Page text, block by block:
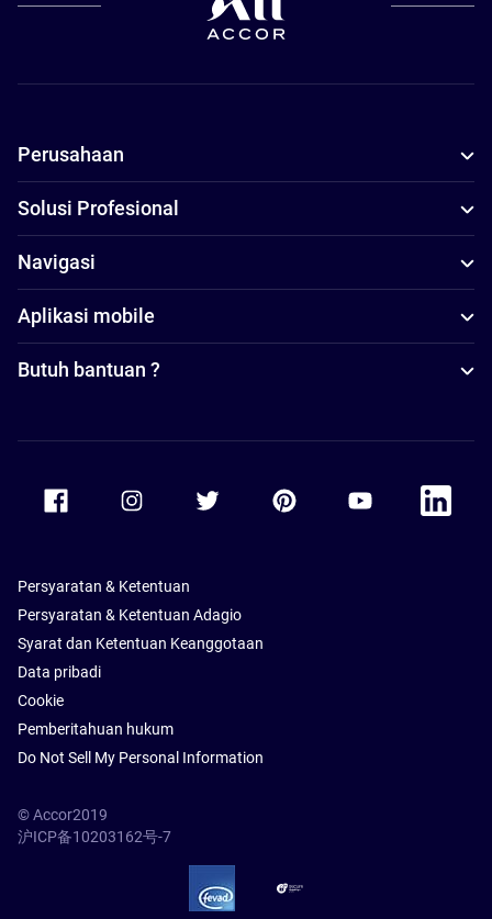
Perusahaan
Solusi Profesional
Navigasi
Aplikasi mobile
Butuh bantuan ?
Accor Facebook Accor TwitterAccor PinterestAccor Youtube
Accor
Persyaratan & Ketentuan
Persyaratan & Ketentuan Adagio
Syarat dan Ketentuan Keanggotaan
Data pribadi
Cookie
Pemberitahuan hukum
Do Not Sell My Personal Information
© Accor2019
沪ICP备10203162号-7